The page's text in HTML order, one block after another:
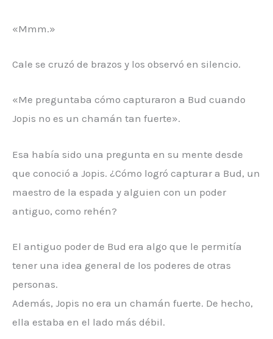
«Mmm.»
Cale se cruzó de brazos y los observó en silencio.
«Me preguntaba cómo capturaron a Bud cuando
Jopis no es un chamán tan fuerte».
Esa había sido una pregunta en su mente desde
que conoció a Jopis. ¿Cómo logró capturar a Bud, un
maestro de la espada y alguien con un poder
antiguo, como rehén?
El antiguo poder de Bud era algo que le permitía
tener una idea general de los poderes de otras
personas.
Además, Jopis no era un chamán fuerte. De hecho,
ella estaba en el lado más débil.